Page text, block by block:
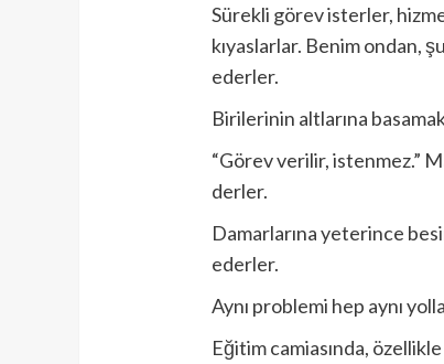
Sürekli görev isterler,
kıyaslarlar. Benim ondan,
ederler.
Birilerinin altlarına
“Görev verilir, istenmez.”
derler.
Damarlarına yeterince
ederler.
Aynı problemi hep aynı
Eğitim camiasında,